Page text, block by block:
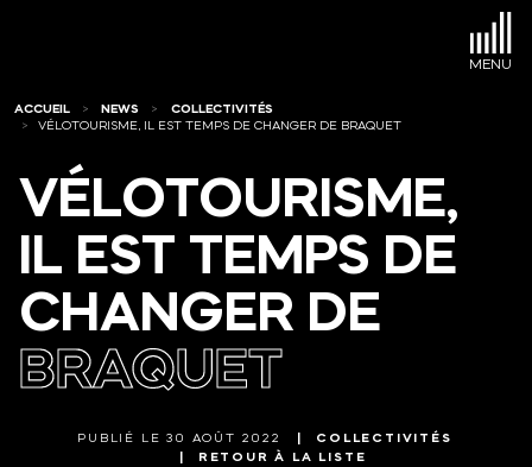
ACCUEIL NEWS
COLLECTIVITÉS
VÉLOTOURISME, IL EST TEMPS DE CHANGER DE BRAQUET
VÉLOTOURISME,
IL EST TEMPS DE
CHANGER DE
BRAQUET
PUBLIÉ LE 30 AOÛT 2022
COLLECTIVITÉS
RETOUR À LA LISTE